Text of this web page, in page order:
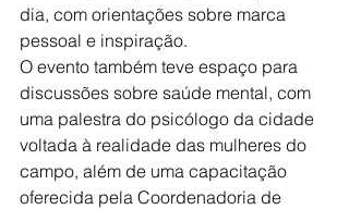
dia, com orientações sobre marca
pessoal e inspiração.
O evento também teve espaço para
discussões sobre saúde mental, com
uma palestra do psicólogo da cidade
voltada à realidade das mulheres do
campo, além de uma capacitação
oferecida pela Coordenadoria de